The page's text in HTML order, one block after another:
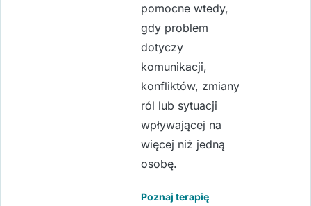
pomocne wtedy,
gdy problem
dotyczy
komunikacji,
konfliktów, zmiany
ról lub sytuacji
wpływającej na
więcej niż jedną
osobę.
Poznaj terapię